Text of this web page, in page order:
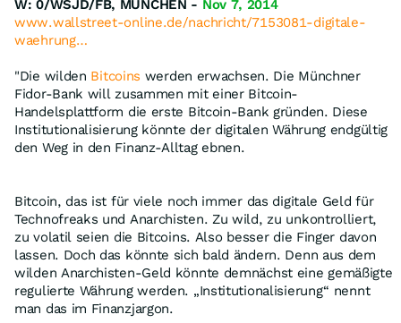
W: 0/WSJD/FB, MÜNCHEN - Nov 7, 2014
www.wallstreet-online.de/nachricht/7153081-digitale-
waehrung…
"Die wilden Bitcoins werden erwachsen. Die Münchner
Fidor-Bank will zusammen mit einer Bitcoin-
Handelsplattform die erste Bitcoin-Bank gründen. Diese
Institutionalisierung könnte der digitalen Währung endgültig
den Weg in den Finanz-Alltag ebnen.
Bitcoin, das ist für viele noch immer das digitale Geld für
Technofreaks und Anarchisten. Zu wild, zu unkontrolliert,
zu volatil seien die Bitcoins. Also besser die Finger davon
lassen. Doch das könnte sich bald ändern. Denn aus dem
wilden Anarchisten-Geld könnte demnächst eine gemäßigte
regulierte Währung werden. „Institutionalisierung“ nennt
man das im Finanzjargon.